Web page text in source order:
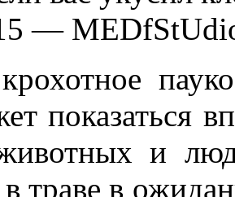
—
показаться
и
траве в